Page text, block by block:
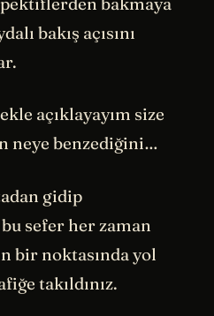
bakış açısını
açıklayayım size
neye benzediğini…
gidip
sefer her zaman
bir noktasında yol
takıldınız.